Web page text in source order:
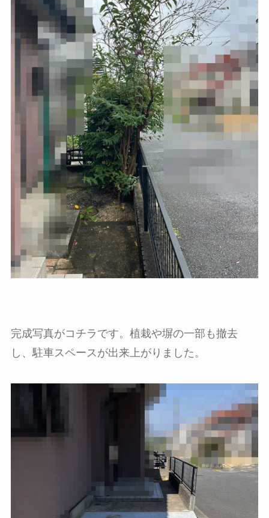
完成写真がコチラです。植栽や塀の一部も撤去
し、駐車スペースが出来上がりました。